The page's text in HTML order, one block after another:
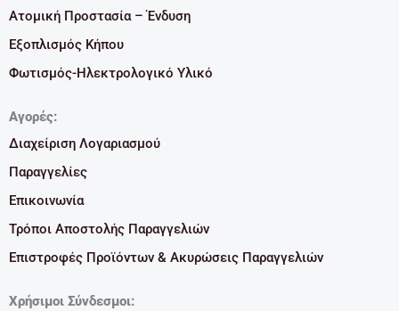
Ατομική Προστασία – Ένδυση
Εξοπλισμός Κήπου
Φωτισμός-Ηλεκτρολογικό Υλικό
Αγορές:
Διαχείριση Λογαριασμού
Παραγγελίες
Επικοινωνία
Τρόποι Αποστολής Παραγγελιών
Επιστροφές Προϊόντων & Ακυρώσεις Παραγγελιών
Χρήσιμοι Σύνδεσμοι: